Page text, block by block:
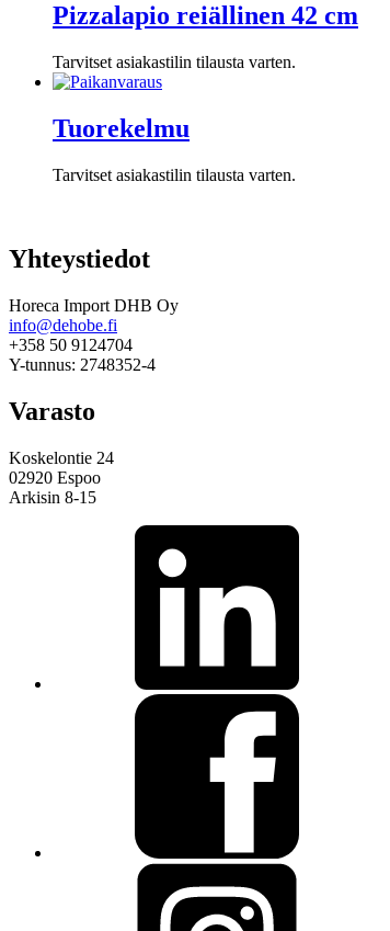
Pizzalapio reiällinen 42 cm
Tarvitset asiakastilin tilausta varten.
Tuorekelmu
Tarvitset asiakastilin tilausta varten.
Yhteystiedot
Horeca Import DHB Oy
info@dehobe.fi
+358 50 9124704
Y-tunnus: 2748352-4
Varasto
Koskelontie 24
02920 Espoo
Arkisin 8-15